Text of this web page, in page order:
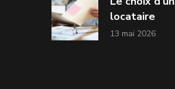
locataire
13 mai 2026